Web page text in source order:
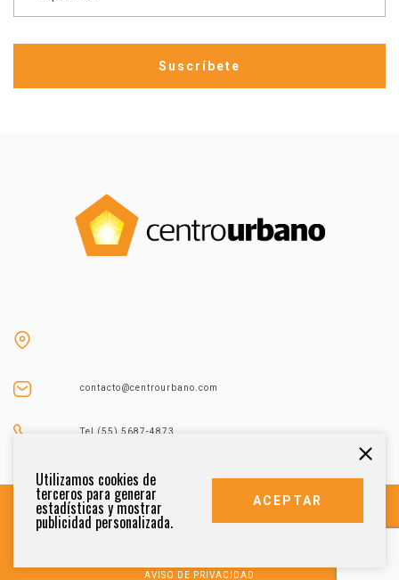
contacto@centrourbano.com
Tel (55) 5687-4873
AVISO DE PRIVACIDAD
Utilizamos cookies de
terceros para generar
estadísticas y mostrar
publicidad personalizada.
ACEPTAR